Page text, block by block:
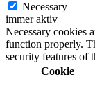
Necessary
immer aktiv
Necessary cookies
function properly.
security features of
Cookie